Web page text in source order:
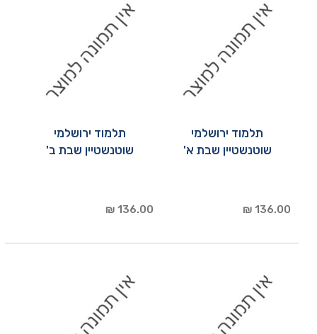
תלמוד ירושלמי
שוטנשטיין שבת א'
136.00 ₪
תלמוד ירושלמי
שוטנשטיין שבת ב'
136.00 ₪